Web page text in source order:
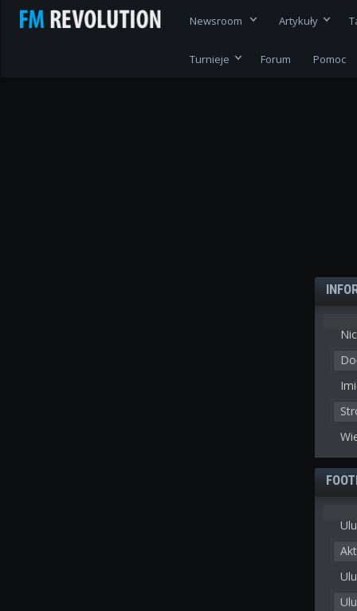
Newsroom Artykuły
Turnieje Forum Pomoc